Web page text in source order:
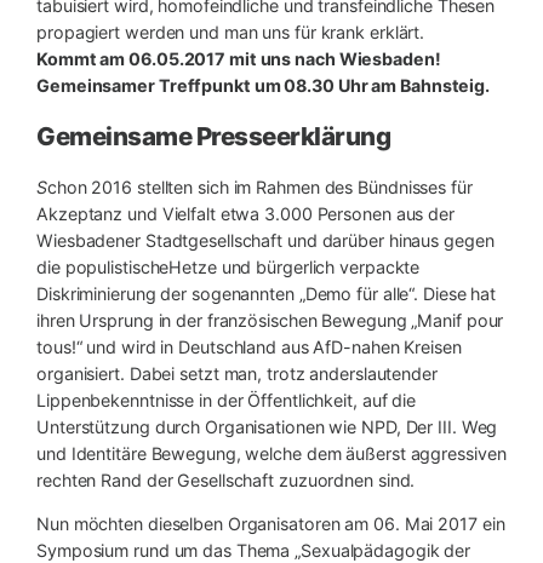
tabuisiert wird, homofeindliche und transfeindliche Thesen
propagiert werden und man uns für krank erklärt.
Kommt am 06.05.2017 mit uns nach Wiesbaden!
Gemeinsamer Treffpunkt um 08.30 Uhr am Bahnsteig.
Gemeinsame Presseerklärung
Schon 2016 stellten sich im Rahmen des Bündnisses für
Akzeptanz und Vielfalt etwa 3.000 Personen aus der
Wiesbadener Stadtgesellschaft und darüber hinaus gegen
die populistischeHetze und bürgerlich verpackte
Diskriminierung der sogenannten „Demo für alle“. Diese hat
ihren Ursprung in der französischen Bewegung „Manif pour
tous!“ und wird in Deutschland aus AfD-nahen Kreisen
organisiert. Dabei setzt man, trotz anderslautender
Lippenbekenntnisse in der Öffentlichkeit, auf die
Unterstützung durch Organisationen wie NPD, Der III. Weg
und Identitäre Bewegung, welche dem äußerst aggressiven
rechten Rand der Gesellschaft zuzuordnen sind.
Nun möchten dieselben Organisatoren am 06. Mai 2017 ein
Symposium rund um das Thema „Sexualpädagogik der